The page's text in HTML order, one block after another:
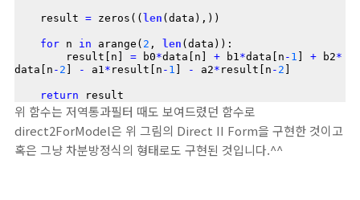
    result
= zeros(( len (data),))
for n in arange( 2 , len (data)):
        result[n]
= b0*data[n] + b1*data[n - 1 + b2*
data[n - 2 - a1* result[n - 1 - a2* result[n - 2
return
위 함수는 저역통과필터 때도 보여드렸던 함수로
direct2ForModel은 위 그림의 Direct II Form을 구현한 것이고
혹은 그냥 차분방정식의 형태로도 구현된 것입니다.^^